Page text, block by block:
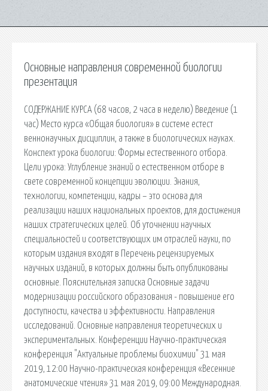
Основные направления современной биологии
презентация
СОДЕРЖАНИЕ КУРСА (68 часов, 2 часа в неделю) Введение (1
час) Место курса «Общая биология» в системе естест
веннонаучных дисциплин, а также в биологических науках.
Конспект урока биологии: Формы естественного отбора.
Цели урока: Углубление знаний о естественном отборе в
свете современной концепции эволюции. Знания,
технологии, компетенции, кадры – это основа для
реализации наших национальных проектов, для достижения
наших стратегических целей. Об уточнении научных
специальностей и соответствующих им отраслей науки, по
которым издания входят в Перечень рецензируемых
научных изданий, в которых должны быть опубликованы
основные. Пояснительная записка Основные задачи
модернизации российского образования - повышение его
доступности, качества и эффективности. Направления
исследований. Основные направления теоретических и
экспериментальных. Конференции Научно-практическая
конференция "Актуальные проблемы биохимии" 31 мая
2019, 12:00 Научно-практическая конференция «Весенние
анатомические чтения» 31 мая 2019, 09:00 Международная.